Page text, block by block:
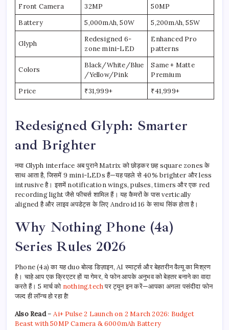
Front Camera
32MP
50MP
Battery
5,000mAh, 50W 5,200mAh, 55W
Glyph
Redesigned 6-
zone mini-LED
Enhanced Pro
patterns
Colors
Black/White/Blue
/Yellow/Pink
Same + Matte
Premium
Price
₹31,999+ ₹41,999+
Redesigned Glyph: Smarter
and Brighter
नया Glyph interface अब पुराने Matrix को छोड़कर छह square zones के
साथ आता है, जिसमें 9 mini-LEDs हैं—यह पहले से 40% brighter और less
intrusive है। इसमें notification wings, pulses, timers और एक red
recording light जैसे फीचर्स शामिल हैं। यह कैमरों के पास vertically
aligned है और लाइव अपडेट्स के लिए Android 16 के साथ सिंक होता है।
Why Nothing Phone (4a)
Series Rules 2026
Phone (4a) का यह duo बोल्ड डिज़ाइन, AI स्मार्ट्स और बेहतरीन वैल्यू का मिश्रण
है। चाहे आप एक क्रिएटर हों या गेमर, ये फोन आपके अनुभव को बेहतर बनाने का वादा
करते हैं। 5 मार्च को nothing.techपर ट्यून इन करें—आपका अगला पसंदीदा फोन
जल्द ही लॉन्च हो रहा है!
Also Read–Ai+ Pulse 2 Launch on 2 March 2026: Budget
Beast with 50MP Camera & 6000mAh Battery